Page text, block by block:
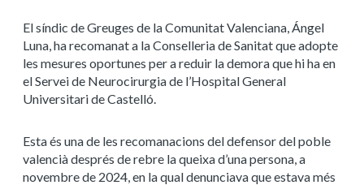
El síndic de Greuges de la Comunitat Valenciana, Ángel
Luna, ha recomanat a la Conselleria de Sanitat que adopte
les mesures oportunes per a reduir la demora que hi ha en
el Servei de Neurocirurgia de l’Hospital General
Universitari de Castelló.
Esta és una de les recomanacions del defensor del poble
valencià després de rebre la queixa d’una persona, a
novembre de 2024, en la qual denunciava que estava més